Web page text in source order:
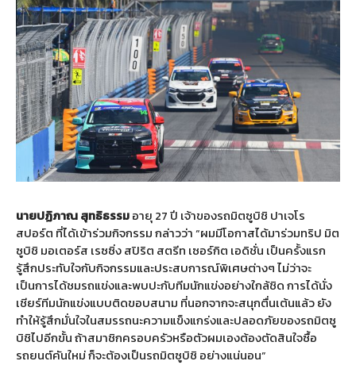
นายปฏิภาณสุทธิธรรมอายุ 27 ปี เจ้าของรถมิตซูบิชิ ปาเจโร
สปอร์ต ที่ได้เข้าร่วมกิจกรรม กล่าวว่า “ผมมีโอกาสได้มาร่วมทริป มิต
ซูบิชิ มอเตอร์ส เรซซิ่ง สปิริต สตรีท เซอร์กิต เอดิชั่น เป็นครั้งแรก
รู้สึกประทับใจกับกิจกรรมและประสบการณ์พิเศษต่างๆ ไม่ว่าจะ
เป็นการได้ชมรถแข่งและพบปะกับทีมนักแข่งอย่างใกล้ชิด การได้นั่ง
เชียร์ทีมนักแข่งแบบติดขอบสนาม ที่นอกจากจะสนุกตื่นเต้นแล้ว ยัง
ทำให้รู้สึกมั่นใจในสมรรถนะความแข็งแกร่งและปลอดภัยของรถมิตซู
บิชิไปอีกขั้น ถ้าสมาชิกครอบครัวหรือตัวผมเองต้องตัดสินใจซื้อ
รถยนต์คันใหม่ ก็จะต้องเป็นรถมิตซูบิชิ อย่างแน่นอน”